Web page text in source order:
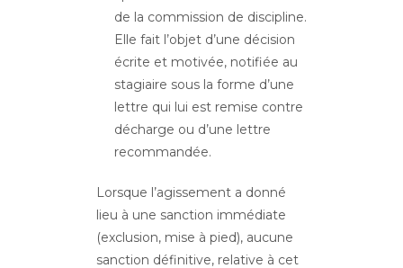
de la commission de discipline.
Elle fait l’objet d’une décision
écrite et motivée, notifiée au
stagiaire sous la forme d’une
lettre qui lui est remise contre
décharge ou d’une lettre
recommandée.
Lorsque l’agissement a donné
lieu à une sanction immédiate
(exclusion, mise à pied), aucune
sanction définitive, relative à cet